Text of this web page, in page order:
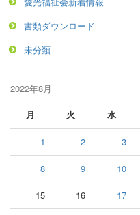
書類ダウンロード
未分類
2022年8月
月
火 水
1 2 3
8 9 10
15 16 17